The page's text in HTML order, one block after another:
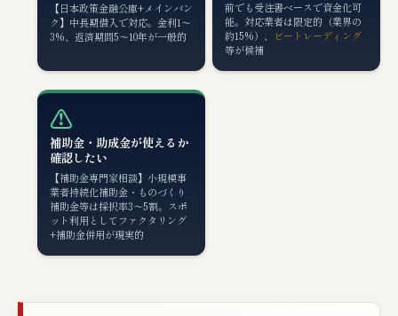
【日本政策金融公庫+メインバン
ク】中長期借入で対応。金利1〜
3%、返済期間5〜10年が一般的
前でも受注書ベースで資金化可
能。対応業者は限定的（業界の
約15%）、
ビートレーディング
等が候補
⚠️
補助金・助成金が使えるか
確認したい
【補助金専門家相談】小規模事
業者持続化補助金・ものづくり
補助金等は採択率3〜5割。スポ
ット利用としてファクタリング
+補助金併用が現実的